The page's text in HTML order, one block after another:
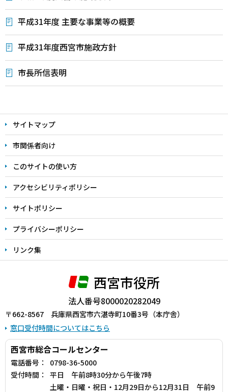
平成31年度 主要な事業等の概要
平成31年度西宮市施政方針
市長所信表明
文
こ
こ
ま
で
サイトマップ
市関係者向け
このサイトの使い方
アクセシビリティポリシー
サイトポリシー
プライバシーポリシー
リンク集
西宮市役所
法人番号8000020282049
〒662-8567 兵庫県西宮市六湛寺町10番3号（本庁舎）
窓口受付時間についてはこちら
西宮市総合コールセンター
電話番号：
0798-36-5000
受付時間：
平日 午前8時30分から午後7時
土曜・日曜・祝日・12月29日から12月31日 午前9